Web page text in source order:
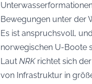
Bewegungen unter der
Es ist anspruchsvoll,
norwegischen U-Boote
Laut NRKrichtet sich
von Infrastruktur in